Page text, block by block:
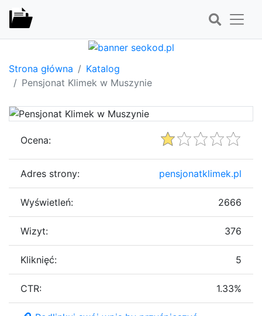
Strona główna
Katalog
Pensjonat Klimek w Muszynie
Ocena:
Adres strony: pensjonatklimek.pl
Wyświetleń: 2666
Wizyt: 376
Kliknięć: 5
CTR: 1.33%